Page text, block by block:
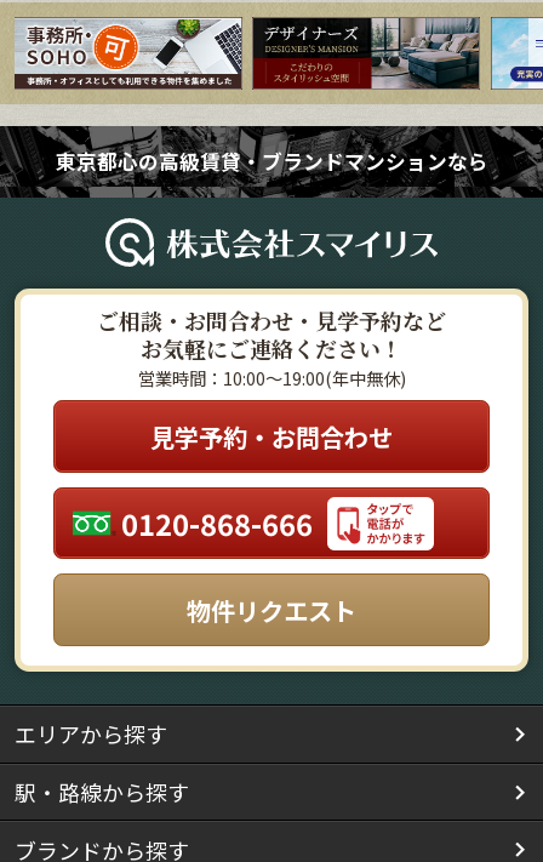
東京都心の高級賃貸・ブランドマンションなら
ご相談・お問合わせ・見学予約など
お気軽にご連絡ください！
営業時間：10:00～19:00(年中無休)
見学予約・お問合わせ
0120-868-666
物件リクエスト
エリアから探す
駅・路線から探す
ブランドから探す